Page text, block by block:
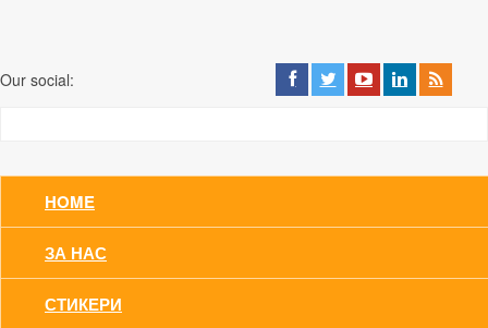
Our social:
HOME
ЗА НАС
СТИКЕРИ